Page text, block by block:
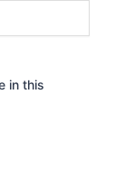
in this